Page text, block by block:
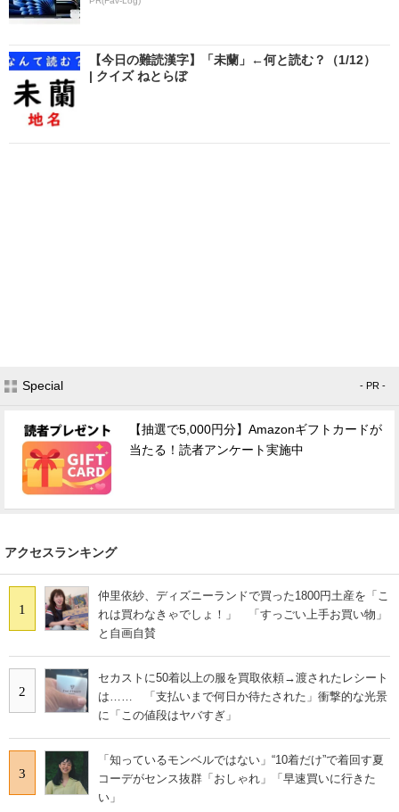
【今日の難読漢字】「未蘭」←何と読む？（1/12）
| クイズ ねとらぼ
Special - PR -
【抽選で5,000円分】Amazonギフトカードが
当たる！読者アンケート実施中
アクセスランキング
1
仲里依紗、ディズニーランドで買った1800円土産を「こ
れは買わなきゃでしょ！」 「すっごい上手お買い物」
と自画自賛
2
セカストに50着以上の服を買取依頼→渡されたレシート
は…… 「支払いまで何日か待たされた」衝撃的な光景
に「この値段はヤバすぎ」
3
「知っているモンベルではない」“10着だけ”で着回す夏
コーデがセンス抜群「おしゃれ」「早速買いに行きた
い」